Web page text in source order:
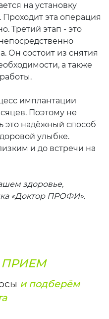
на установку
Проходит эта операция
Третий этап - это
Он состоит из снятия
а также
имплантации
Поэтому не
это надёжный способ
улыбке.
и до встречи на
здоровье,
«Доктор ПРОФИ».
и подберём